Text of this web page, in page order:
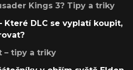
Kings 3? Tipy a triky
Které DLC se vyplatí koupit,
– tipy a triky